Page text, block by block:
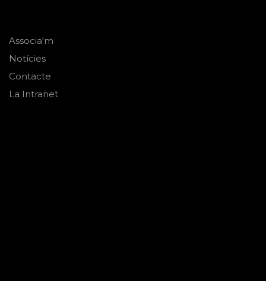
Associa'm
Notícies
Contacte
La Intranet